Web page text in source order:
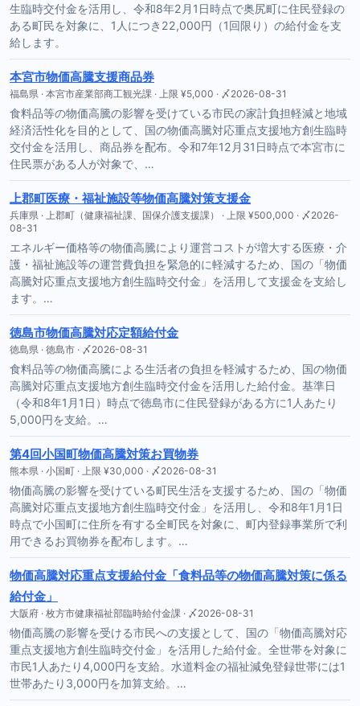
生臨時交付金を活用し、令和8年2月1日時点で奥尻町に住民登録の
ある町民を対象に、1人につき22,000円（1回限り）の給付金を支
給します。
本宮市物価高騰支援商品券
福島県 · 本宮市産業部商工観光課 · 上限 ¥5,000 · 〆2026-08-31
食料品等の物価高騰の影響を受けている市民の家計負担軽減と地域
経済活性化を目的として、国の物価高騰対応重点支援地方創生臨時
交付金を活用し、商品券を配布。令和7年12月31日時点で本宮市に
住民票がある人が対象で、…
上郡町医療・福祉施設等物価高騰対策支援金
兵庫県 · 上郡町（健康福祉課、国保介護支援課） · 上限 ¥500,000 · 〆2026-
08-31
エネルギー価格等の物価高騰により運営コストが増大する医療・介
護・福祉施設等の運営費負担を緊急的に軽減するため、国の「物価
高騰対応重点支援地方創生臨時交付金」を活用して支援金を支給し
ます。…
徳島市物価高騰対応定額給付金
徳島県 · 徳島市 · 〆2026-08-31
食料品等の物価高騰による生活者の負担を軽減するため、国の物価
高騰対応重点支援地方創生臨時交付金を活用した給付金。基準日
（令和8年1月1日）時点で徳島市に住民登録がある方に1人あたり
5,000円を支給。…
第4回小国町物価高騰対策お買物券
熊本県 · 小国町 · 上限 ¥30,000 · 〆2026-08-31
物価高騰の影響を受けている町民生活を支援するため、国の「物価
高騰対応重点支援地方創生臨時交付金」を活用し、令和8年1月1日
時点で小国町に住所を有する全町民を対象に、町内登録事業所で利
用できるお買物券を配布します。…
物価高騰対応重点支援給付金「食料品等の物価高騰対策に係る
給付金」
大阪府 · 枚方市健康福祉部臨時給付金課 · 〆2026-08-31
物価高騰の影響を受ける市民への支援として、国の「物価高騰対応
重点支援地方創生臨時交付金」を活用した給付金。全世帯を対象に
市民1人あたり4,000円を支給。水道料金の福祉減免登録世帯には1
世帯あたり3,000円を加算支給。…